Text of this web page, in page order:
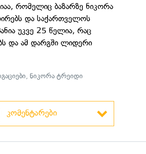
რომელიც ბაზარზე ნიკორა
და საქართველოს
უკვე 25 წელია, რაც
და ამ დარგში ლიდერი
,ნიკორა ტრეიდი
კომენტარები